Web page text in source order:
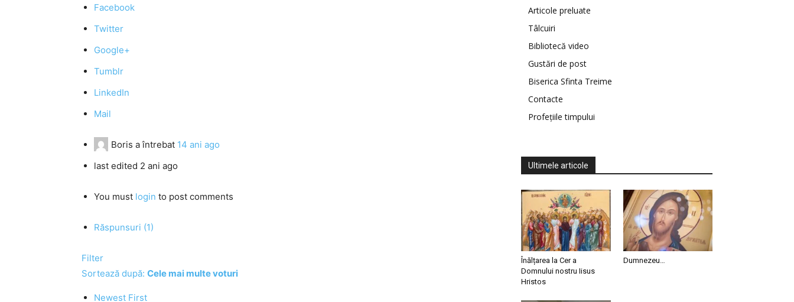
Facebook
Twitter
Google+
Tumblr
LinkedIn
Mail
Boris a întrebat 14 ani ago
last edited 2 ani ago
You must login to post comments
Răspunsuri (1)
Filter
Sortează după: Cele mai multe voturi
Newest First
Articole preluate
Tâlcuiri
Bibliotecă video
Gustări de post
Biserica Sfinta Treime
Contacte
Profețiile timpului
Ultimele articole
Înălțarea la Cer a
Domnului nostru Iisus
Hristos
Dumnezeu…